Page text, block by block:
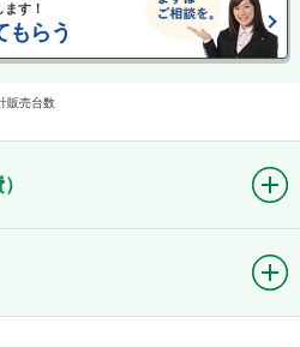
す！
もらう
販売台数